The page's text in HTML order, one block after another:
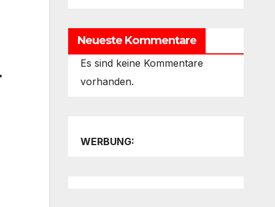
Neueste Kommentare
Es sind keine Kommentare
vorhanden.
WERBUNG: